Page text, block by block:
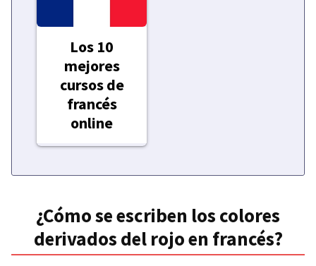
Los 10
mejores
cursos de
francés
online
¿Cómo se escriben los colores
derivados del rojo en francés?